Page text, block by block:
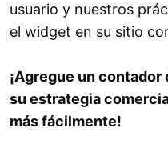
usuario y nuestros
el widget en su sitio
¡Agregue un
su estrategia
más fácilmente!